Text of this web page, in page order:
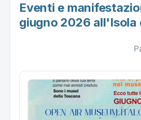
Utilità
Eventi e
giugno 2026 all'Isola